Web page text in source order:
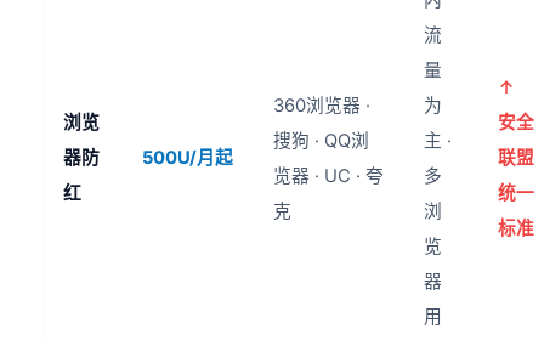
浏览
器防
红
500U/月起
360浏览器 ·
搜狗 · QQ浏
览器 · UC · 夸
克
流
量
为
主 ·
多
浏
览
器
用
↑
安全
联盟
统一
标准